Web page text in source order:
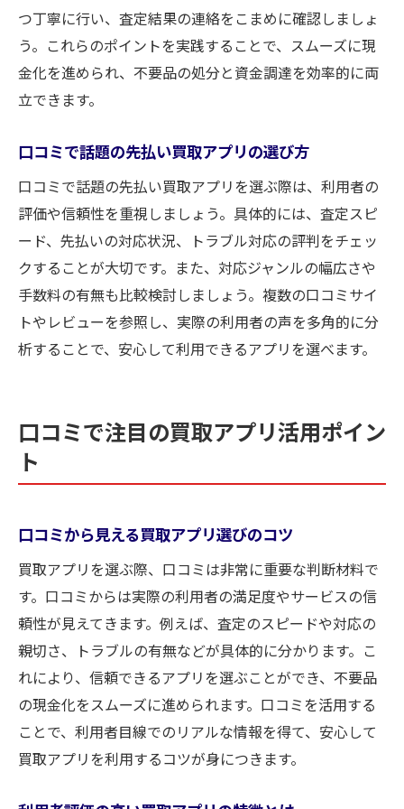
つ丁寧に行い、査定結果の連絡をこまめに確認しましょ
う。これらのポイントを実践することで、スムーズに現
金化を進められ、不要品の処分と資金調達を効率的に両
立できます。
口コミで話題の先払い買取アプリの選び方
口コミで話題の先払い買取アプリを選ぶ際は、利用者の
評価や信頼性を重視しましょう。具体的には、査定スピ
ード、先払いの対応状況、トラブル対応の評判をチェッ
クすることが大切です。また、対応ジャンルの幅広さや
手数料の有無も比較検討しましょう。複数の口コミサイ
トやレビューを参照し、実際の利用者の声を多角的に分
析することで、安心して利用できるアプリを選べます。
口コミで注目の買取アプリ活用ポイン
ト
口コミから見える買取アプリ選びのコツ
買取アプリを選ぶ際、口コミは非常に重要な判断材料で
す。口コミからは実際の利用者の満足度やサービスの信
頼性が見えてきます。例えば、査定のスピードや対応の
親切さ、トラブルの有無などが具体的に分かります。こ
れにより、信頼できるアプリを選ぶことができ、不要品
の現金化をスムーズに進められます。口コミを活用する
ことで、利用者目線でのリアルな情報を得て、安心して
買取アプリを利用するコツが身につきます。